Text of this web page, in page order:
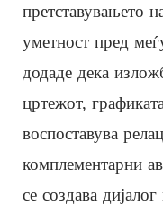
претставувањето
уметност пред
додаде дека
цртежот,
воспоставува
комплементарни
се создава